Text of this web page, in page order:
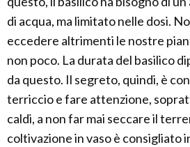
di acqua, ma limitato nelle dosi.
eccedere altrimenti le nostre
non poco. La durata del basilico
da questo. Il segreto, quindi, è
terriccio e fare attenzione,
caldi, a non far mai seccare il
coltivazione in vaso è consigliato